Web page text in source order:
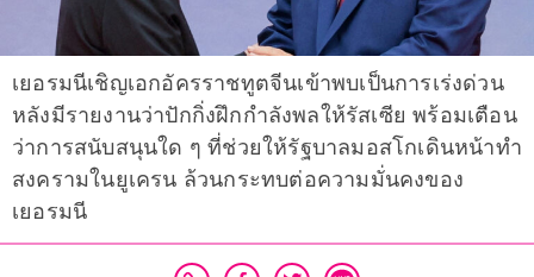
เยอรมนีเชิญเอกอัครราชทูตจีนเข้าพบเป็นการเร่งด่วน
หลังมีรายงานว่าปักกิ่งฝึกกำลังพลให้รัสเซีย พร้อมเตือน
ว่าการสนับสนุนใด ๆ ที่ช่วยให้รัฐบาลมอสโกเดินหน้าทำ
สงครามในยูเครน ล้วนกระทบต่อความมั่นคงของ
เยอรมนี